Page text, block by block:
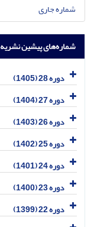
شماره جاری
شماره‌های پیشین نشریه
دوره 28 (1405)
دوره 27 (1404)
دوره 26 (1403)
دوره 25 (1402)
دوره 24 (1401)
دوره 23 (1400)
دوره 22 (1399)